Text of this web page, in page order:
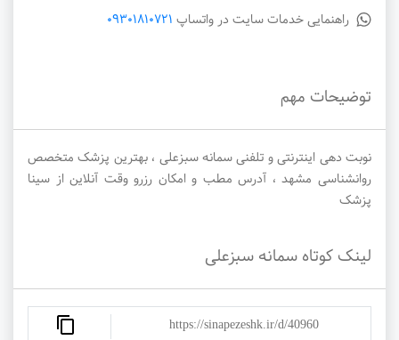
راهنمایی خدمات سایت در واتساپ 09301810721
توضیحات مهم
نوبت دهی اینترنتی و تلفنی سمانه سبزعلی ، بهترین پزشک متخصص
روانشناسی مشهد ، آدرس مطب و امکان رزرو وقت آنلاین از سینا
پزشک
لینک کوتاه سمانه سبزعلی
https://sinapezeshk.ir/d/40960